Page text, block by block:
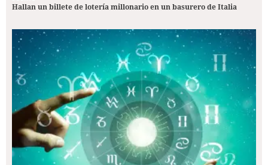
Hallan un billete de lotería millonario en un basurero de Italia